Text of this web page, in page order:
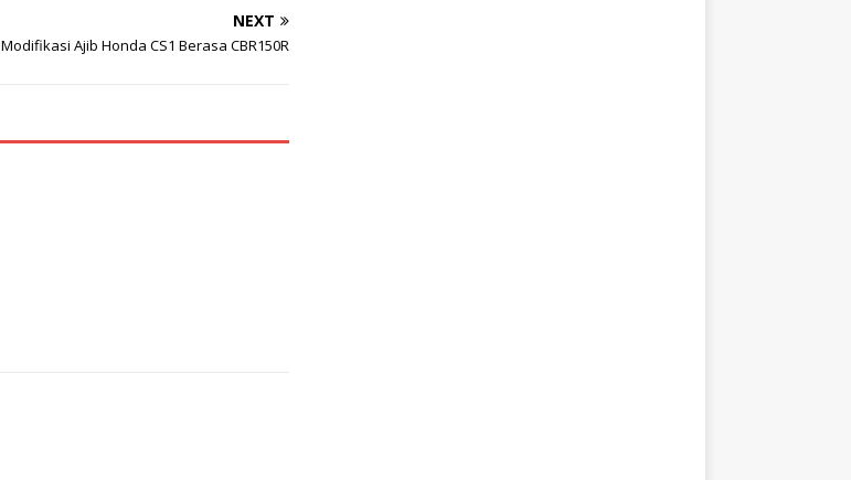
NEXT
Modifikasi Ajib Honda CS1 Berasa CBR150R